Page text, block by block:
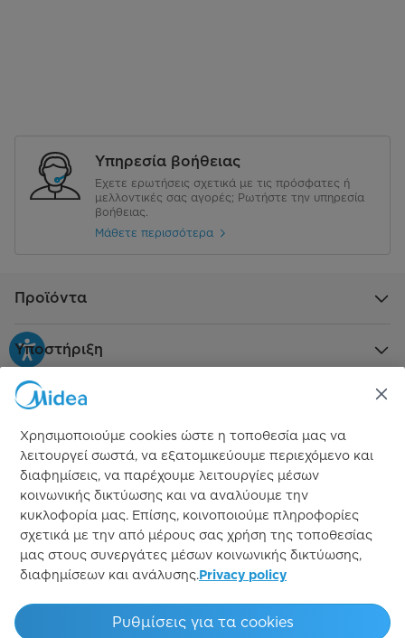
Υπηρεσία βοήθειας
Έχετε ερωτήσεις σχετικά με τις πρόσφατες ή
μελλοντικές σας αγορές; Ρωτήστε την υπηρεσία
βοήθειας.
Μάθετε περισσότερα
Προϊόντα
Υποστήριξη
Πληροφορίες
Επίσημος χορηγός
Simply ideal
Χρησιμοποιούμε cookies ώστε η τοποθεσία μας να
λειτουργεί σωστά, να εξατομικεύουμε περιεχόμενο και
διαφημίσεις, να παρέχουμε λειτουργίες μέσων
κοινωνικής δικτύωσης και να αναλύουμε την
κυκλοφορία μας. Επίσης, κοινοποιούμε πληροφορίες
σχετικά με την από μέρους σας χρήση της τοποθεσίας
μας στους συνεργάτες μέσων κοινωνικής δικτύωσης,
διαφημίσεων και ανάλυσης. Privacy policy
Ρυθμίσεις για τα cookies